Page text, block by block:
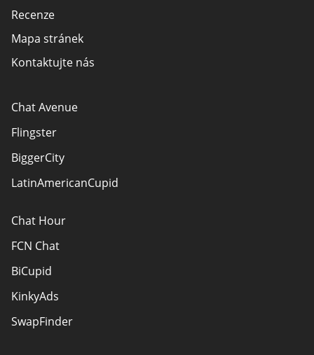
Recenze
Mapa stránek
Kontaktujte nás
Chat Avenue
Flingster
BiggerCity
LatinAmericanCupid
Chat Hour
FCN Chat
BiCupid
KinkyAds
SwapFinder